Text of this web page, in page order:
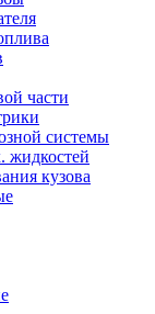
части
системы
жидкостей
кузова